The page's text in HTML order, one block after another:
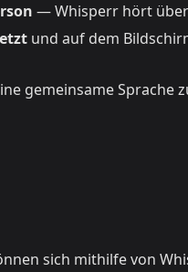
— Whisperr hört
und auf dem
gemeinsame Sprache
sich mithilfe von